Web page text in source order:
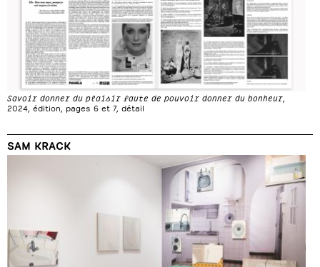
Savoir donner du plaisir faute de pouvoir donner du bonheur,
2024, édition, pages 6 et 7, détail
SAM KRACK